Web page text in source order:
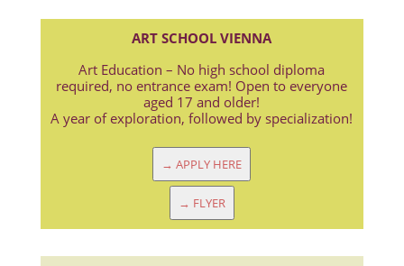
ART SCHOOL VIENNA
Art Education – No high school diploma
required, no entrance exam! Open to everyone
aged 17 and older!
A year of exploration, followed by specialization!
→ APPLY HERE
→ FLYER